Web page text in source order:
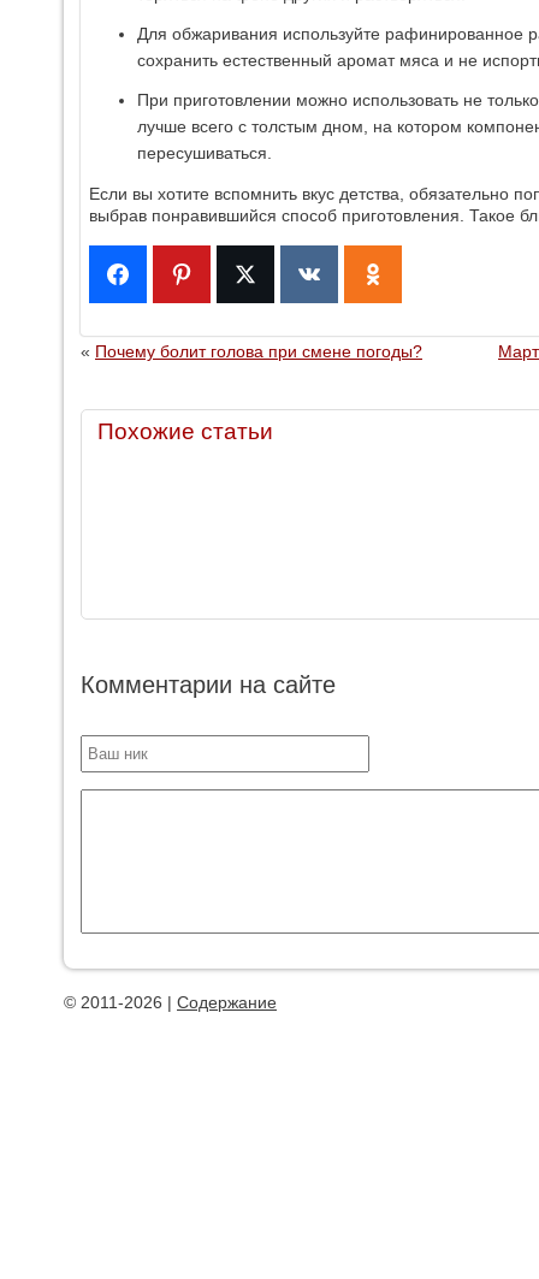
Для обжаривания используйте рафинированное
сохранить естественный аромат мяса и не
При приготовлении можно использовать не
лучше всего с толстым дном, на котором
пересушиваться.
Если вы хотите вспомнить вкус детства, обязательно
выбрав понравившийся способ приготовления. Такое
« Почему болит голова при смене погоды?
Похожие статьи
Комментарии на сайте
© 2011-2026 | Содержание